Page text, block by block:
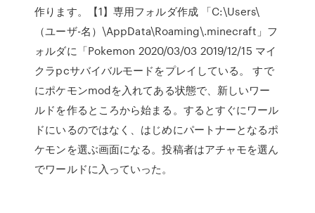
作ります。【1】専用フォルダ作成 「C:\Users\
（ユーザ-名）\AppData\Roaming\.minecraft」フ
ォルダに「Pokemon 2020/03/03 2019/12/15 マイ
クラpcサバイバルモードをプレイしている。 すで
にポケモンmodを入れてある状態で、新しいワー
ルドを作るところから始まる。するとすぐにワール
ドにいるのではなく、はじめにパートナーとなるポ
ケモンを選ぶ画面になる。投稿者はアチャモを選ん
でワールドに入っていった。